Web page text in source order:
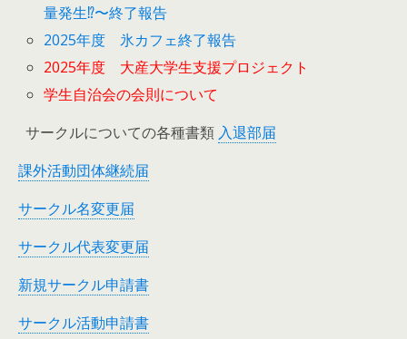
量発生⁉︎〜終了報告
2025年度 氷カフェ終了報告
2025年度 大産大学生支援プロジェクト
学生自治会の会則について
サークルについての各種書類 入退部届
課外活動団体継続届
サークル名変更届
サークル代表変更届
新規サークル申請書
サークル活動申請書